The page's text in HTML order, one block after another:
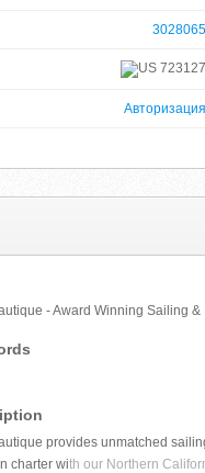
3028065
723127
Авторизация
- Award Winning Sailing
provides unmatched
charter with our Northern